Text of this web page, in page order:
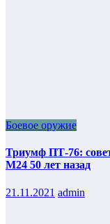
Боевое оружие
Триумф ПТ-76:
М24 50 лет назад
21.11.2021 admin